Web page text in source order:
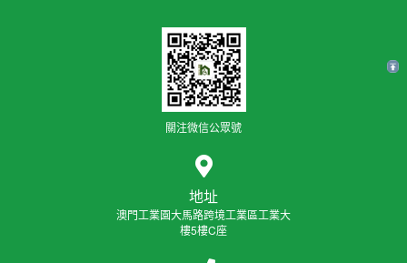
關注微信公眾號
地址
澳門工業園大馬路跨境工業區工業大
樓5樓C座